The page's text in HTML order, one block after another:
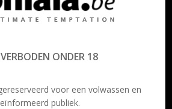
VERBODEN ONDER 18
voor een volwassen en
publiek.
een unieke zintuiglijke ervaring.
de kwaliteit van aanraking en de kunst